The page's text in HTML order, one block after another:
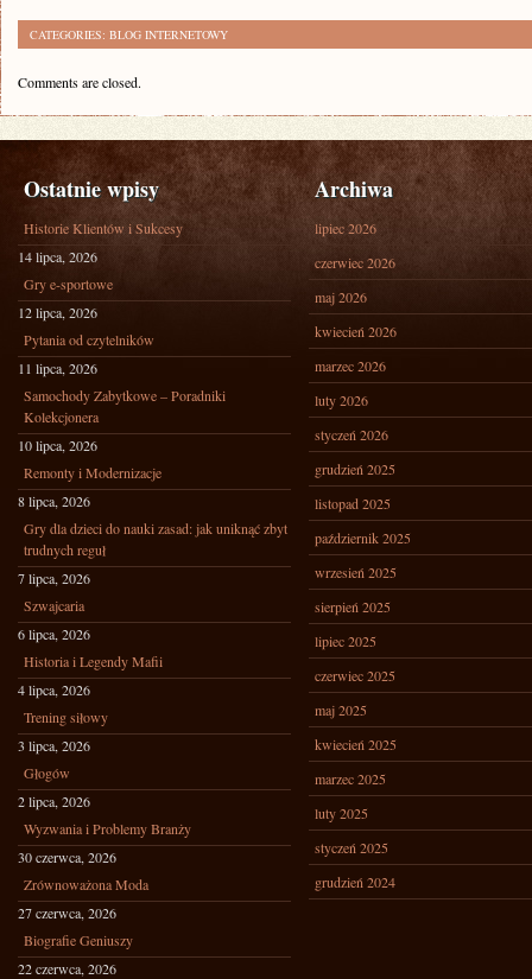
CATEGORIES: BLOG INTERNETOWY
Comments are closed.
Ostatnie wpisy
Historie Klientów i Sukcesy
14 lipca, 2026
Gry e-sportowe
12 lipca, 2026
Pytania od czytelników
11 lipca, 2026
Samochody Zabytkowe – Poradniki
Kolekcjonera
10 lipca, 2026
Remonty i Modernizacje
8 lipca, 2026
Gry dla dzieci do nauki zasad: jak uniknąć zbyt
trudnych reguł
7 lipca, 2026
Szwajcaria
6 lipca, 2026
Historia i Legendy Mafii
4 lipca, 2026
Trening siłowy
3 lipca, 2026
Głogów
2 lipca, 2026
Wyzwania i Problemy Branży
30 czerwca, 2026
Zrównoważona Moda
27 czerwca, 2026
Biografie Geniuszy
22 czerwca, 2026
Archiwa
lipiec 2026
czerwiec 2026
maj 2026
kwiecień 2026
marzec 2026
luty 2026
styczeń 2026
grudzień 2025
listopad 2025
październik 2025
wrzesień 2025
sierpień 2025
lipiec 2025
czerwiec 2025
maj 2025
kwiecień 2025
marzec 2025
luty 2025
styczeń 2025
grudzień 2024